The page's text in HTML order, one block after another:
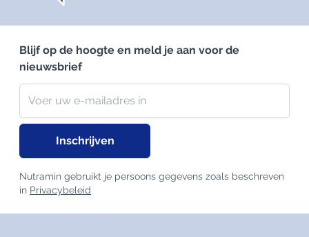
Blijf op de hoogte en meld je aan voor de
nieuwsbrief
Nieuwsbrief
E-mailadres
Inschrijven
Nutramin gebruikt je persoons gegevens zoals beschreven
in Privacybeleid